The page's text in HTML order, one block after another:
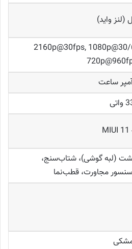
2160p@30fps,
(لبه گوشی)، شتاب‌سنج،
مجاورت، قطب‌نما
مشکی